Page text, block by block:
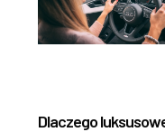
Dlaczego